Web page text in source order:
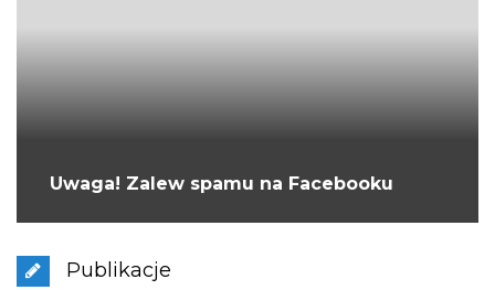
Uwaga! Zalew spamu na Facebooku
Publikacje